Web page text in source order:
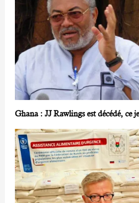
Ghana : JJ Rawlings est décédé, ce